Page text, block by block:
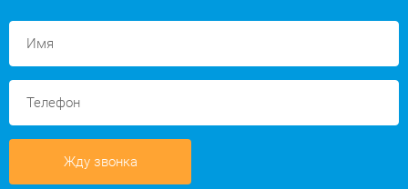
Жду звонка